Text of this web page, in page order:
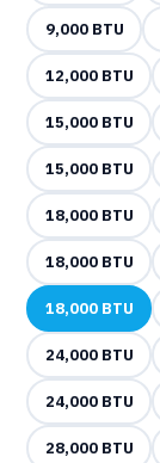
9,000 BTU
12,000 BTU
15,000 BTU
15,000 BTU
18,000 BTU
18,000 BTU
18,000 BTU
24,000 BTU
24,000 BTU
28,000 BTU